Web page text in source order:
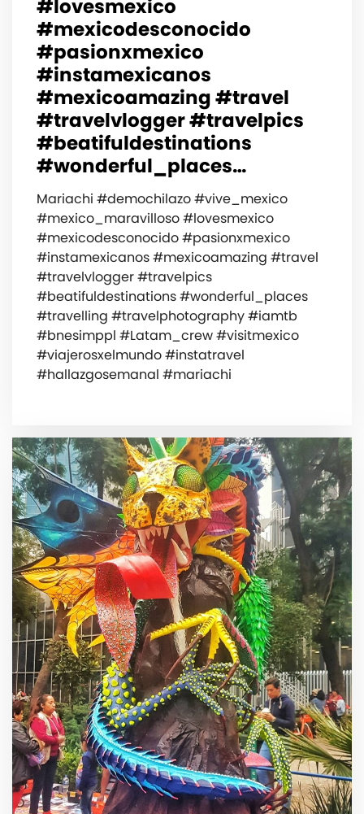
#lovesmexico
#mexicodesconocido
#pasionxmexico
#instamexicanos
#mexicoamazing #travel
#travelvlogger #travelpics
#beatifuldestinations
#wonderful_places…
Mariachi #demochilazo #vive_mexico
#mexico_maravilloso #lovesmexico
#mexicodesconocido #pasionxmexico
#instamexicanos #mexicoamazing #travel
#travelvlogger #travelpics
#beatifuldestinations #wonderful_places
#travelling #travelphotography #iamtb
#bnesimppl #Latam_crew #visitmexico
#viajerosxelmundo #instatravel
#hallazgosemanal #mariachi